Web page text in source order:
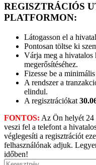
REGISZTRÁCIÓS
PLATFORMON:
Látogasson el a
Pontosan töltse ki
Várja meg a hivatalos
megerősítéséhez.
Fizesse be a
A rendszer a
elindul.
A regisztrációkat
FONTOS: Az Ön helyét 24
veszi fel a telefont a
véglegesíti a regisztrációt
felhasználónak adjuk.
időben!